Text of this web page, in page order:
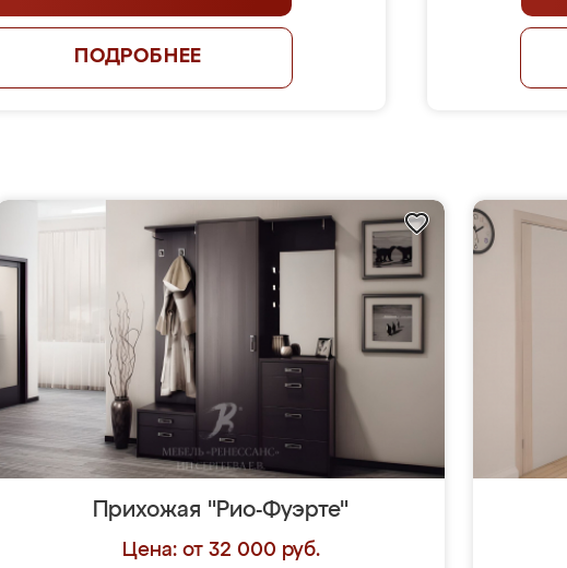
ПОДРОБНЕЕ
Прихожая "Рио-Фуэрте"
Цена: от 32 000 руб.